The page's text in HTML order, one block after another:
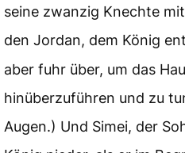
seine zwanzig Knechte
den Jordan, dem König
aber fuhr über, um das
hinüberzuführen und zu
Augen.) Und Simei, der